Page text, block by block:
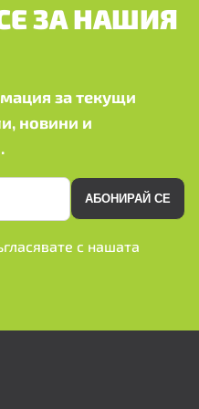
ЗА НАШИЯ
за текущи
новини и
АБОНИРАЙ СЕ
с нашата